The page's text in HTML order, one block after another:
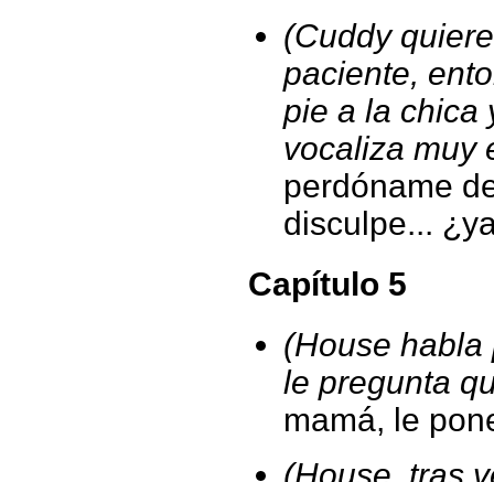
(Cuddy
paciente,
pie a la chica
vocaliza muy
perdóname
disculpe...
Capítulo 5
(House habla
le pregunta
mamá, le